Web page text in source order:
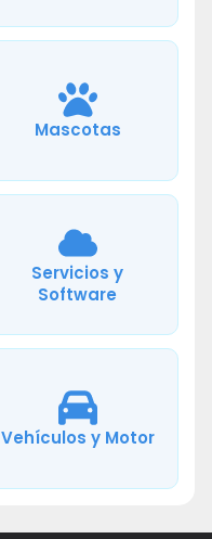
Mascotas
Servicios y
Software
Vehículos y Motor